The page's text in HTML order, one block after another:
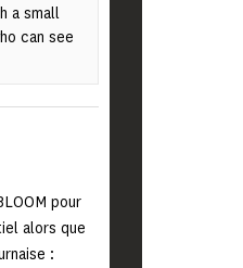
a small
can see
pour
alors que
: